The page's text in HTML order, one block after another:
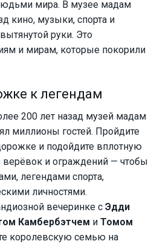
мира. В музее мадам
кино, музыки, спорта и
руки. Это
и мирам, которые покорили
к легендам
200 лет назад музей мадам
миллионы гостей. Пройдите
и подойдите вплотную
верёвок и ограждений — чтобы
легендами спорта,
личностями.
вечеринке с Эдди
Камбербэтчем и Томом
королевскую семью на